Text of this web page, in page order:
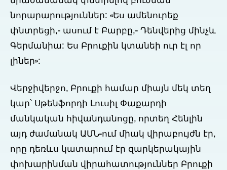
նորարարություններ: «Ես ամենուրեք
փնտրեցի,- ասում է Բարբը,- Դենվերից մինչև
Գերմանիա: Ես Բրուքին կտանեի ուր էլ որ
լիներ»:
Վերջիվերջո, Բրուքի համար միայն մեկ տեղ
կար՝ Սթենֆորդի Լուսիլ Փաքարդի
մանկական հիվանդանոցը, որտեղ Հենլին
այդ ժամանակ ԱՄՆ-ում միակ վիրաբույժն էր,
որը դեռևս կատարում էր զարկերակային
փոխարինման վիրահատություններ Բրուքի